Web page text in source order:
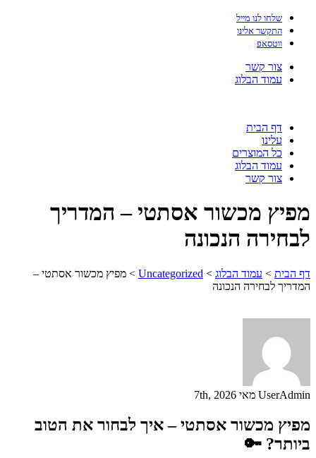
שלחו לנו מייל
התקשר אלינו
ווטסאפ
צור קשר
עמוד הבלוג
דף הבית
עלינו
כל המוצרים
עמוד הבלוג
צור קשר
מפיץ מכשור אסתטי – המדריך
לבחירה הנכונה
דף הבית > עמוד הבלוג >
Uncategorized
> מפיץ מכשור אסתטי –
המדריך לבחירה הנכונה
UserAdmin מאי 7th, 2026
מפיץ מכשור אסתטי – איך לבחור את הטוב
ביותר? 🔑